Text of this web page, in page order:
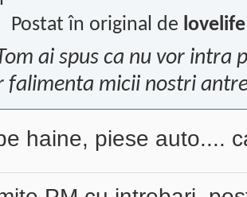
Postat în original de lovelife
ai spus ca nu vor intra
falimenta micii nostri
haine, piese auto....